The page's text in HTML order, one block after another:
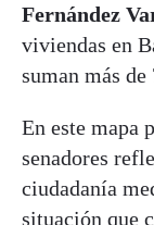
Fernández
viviendas en
suman más
En este mapa
senadores
ciudadanía
situación que